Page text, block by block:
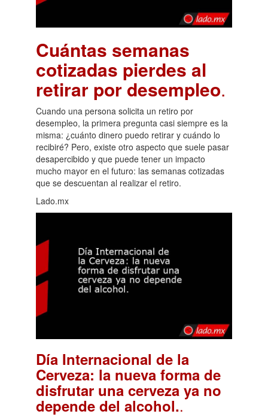
Cuántas semanas
cotizadas pierdes al
retirar por desempleo.
Cuando una persona solicita un retiro por
desempleo, la primera pregunta casi siempre es la
misma: ¿cuánto dinero puedo retirar y cuándo lo
recibiré? Pero, existe otro aspecto que suele pasar
desapercibido y que puede tener un impacto
mucho mayor en el futuro: las semanas cotizadas
que se descuentan al realizar el retiro.
Lado.mx
Día Internacional de la
Cerveza: la nueva forma de
disfrutar una cerveza ya no
depende del alcohol..